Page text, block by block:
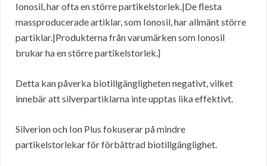
Ionosil, har ofta en större partikelstorlek.|De flesta
massproducerade artiklar, som Ionosil, har allmänt större
partiklar.|Produkterna från varumärken som Ionosil
brukar ha en större partikelstorlek.}
Detta kan påverka biotillgängligheten negativt, vilket
innebär att silverpartiklarna inte upptas lika effektivt.
Silverion och Ion Plus fokuserar på mindre
partikelstorlekar för förbättrad biotillgänglighet.